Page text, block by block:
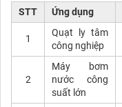
STT Ứng dụng
1
Quạt ly tâm
công nghiệp
2
Máy bơm
nước công
suất lớn